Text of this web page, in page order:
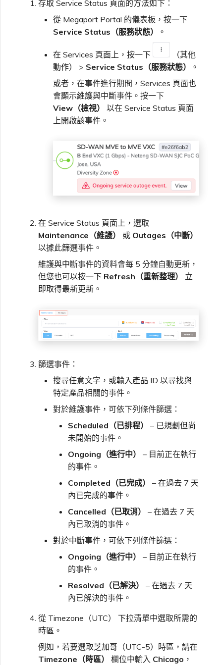
登入 Megaport Portal
合作夥伴代管帳戶
終止 VXC
Latitude.sh
Oracle Cloud Infrastructure
OVHcloud
Wasabi
Oracle MCR 連線
OVHcloud MCR 連線
Salesforce MCR 連線
SAP HANA Enterprise
Cloud
MCR Looking Glass（路由診
MCR 的 NAT 運作原理
MCR 私有雲端互聯
Aruba SD-WAN
Peplink FusionHub
Versa SD-WAN
使用 MVE 主控台
VXC、Megaport Internet 和
建立至 Google Cloud 的
建立 Megaport Internet 連
使用 API 建立 MCR VXC
從 MCR 建立至 Azure 的
從 MVE 建立至 Azure 的
從 MVE 建立至 Google 的
變更 IX 設定
遷移 VXC 和 IX
關閉 VXC 和 IX
設定 OpenMetrics 服務監控
Azure 服務金鑰 API 回應欄
Megaport Terraform
Provider 常見問題
Provider 學習資料與資源
建立 Juniper 私有連線
Megaport Terraform
在測試環境中測試
Megaport Portal 驗證常見
API 淘汰常見問題
單一登入（SSO）功能與使
單一登入（SSO）常見問題
提供偵錯資訊以加快支援回應
存取 Service Status 頁面的方法如下：
從 Megaport Portal 的儀表板，按一下
Service Status（服務狀態）
。
在 Services 頁面上，按一下
（其他
動作） > Service Status（服務狀態）
。
或者，在事件進行期間，Services 頁面也
會顯示維護與中斷事件。按一下
View（檢視）
以在 Service Status 頁面
上開啟該事件。
在 Service Status 頁面上，選取
Maintenance（維護）
或 Outages（中斷）
以據此篩選事件。
維護與中斷事件的資料會每 5 分鐘自動更新，
但您也可以按一下 Refresh（重新整理）
立
即取得最新更新。
篩選事件：
搜尋任意文字，或輸入產品 ID 以尋找與
特定產品相關的事件。
對於維護事件，可依下列條件篩選：
Scheduled（已排程）
– 已規劃但尚
未開始的事件。
Ongoing（進行中）
– 目前正在執行
的事件。
Completed（已完成）
– 在過去 7 天
內已完成的事件。
Cancelled（已取消）
– 在過去 7 天
內已取消的事件。
對於中斷事件，可依下列條件篩選：
Ongoing（進行中）
– 目前正在執行
的事件。
Resolved（已解決）
– 在過去 7 天
內已解決的事件。
從 Timezone（UTC） 下拉清單中選取所需的
時區。
例如，若要選取芝加哥（UTC-5）時區，請在
Timezone（時區）
欄位中輸入 Chicago ，